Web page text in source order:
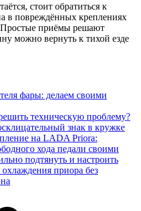
стоит обратиться к
в повреждённых креплениях
Простые приёмы решают
можно вернуть к тихой езде
фары: делаем своими
техническую проблему?
знак в кружке
на LADA Priora:
хода педали своими
подтянуть и настроить
приора без